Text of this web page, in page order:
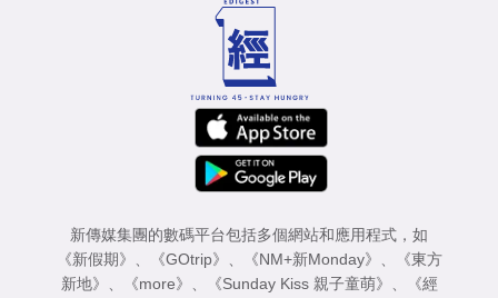
新傳媒集團的數碼平台包括多個網站和應用程式，如
《新假期》 、 《GOtrip》 、 《NM+新Monday》 、
《東方
新地》 、 《more》 、 《Sunday Kiss 親子童萌》 、
《經